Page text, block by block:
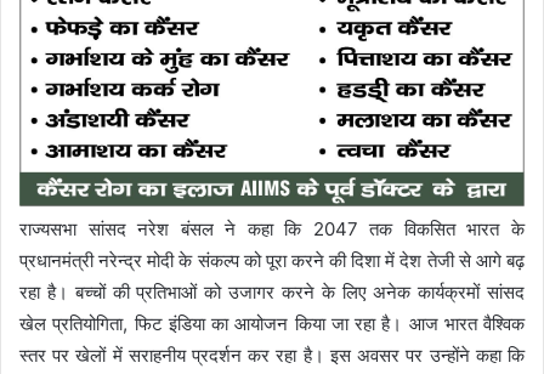
राज्यसभा सांसद नरेश बंसल ने कहा कि 2047 तक विकसित भारत के
प्रधानमंत्री नरेन्द्र मोदी के संकल्प को पूरा करने की दिशा में देश तेजी से आगे बढ़
रहा है। बच्चों की प्रतिभाओं को उजागर करने के लिए अनेक कार्यक्रमों सांसद
खेल प्रतियोगिता, फिट इंडिया का आयोजन किया जा रहा है। आज भारत वैश्विक
स्तर पर खेलों में सराहनीय प्रदर्शन कर रहा है। इस अवसर पर उन्होंने कहा कि